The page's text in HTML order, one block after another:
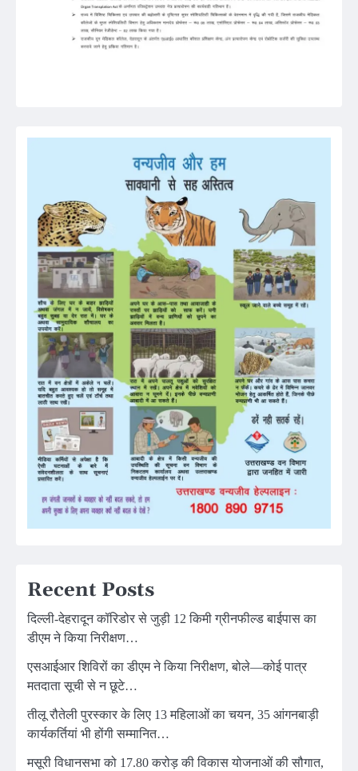
Recent Posts
दिल्ली-देहरादून कॉरिडोर से जुड़ी 12 किमी ग्रीनफील्ड बाईपास का
डीएम ने किया निरीक्षण…
एसआईआर शिविरों का डीएम ने किया निरीक्षण, बोले—कोई पात्र
मतदाता सूची से न छूटे…
तीलू रौतेली पुरस्कार के लिए 13 महिलाओं का चयन, 35 आंगनबाड़ी
कार्यकर्तियां भी होंगी सम्मानित…
मसूरी विधानसभा को 17.80 करोड़ की विकास योजनाओं की सौगात,